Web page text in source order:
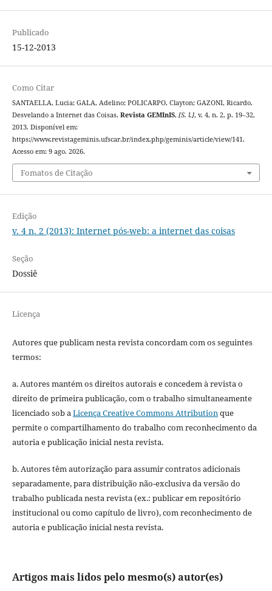
Publicado
15-12-2013
Como Citar
SANTAELLA, Lucia; GALA, Adelino; POLICARPO, Clayton; GAZONI, Ricardo.
Desvelando a Internet das Coisas. Revista GEMInIS, [S. l.], v. 4, n. 2, p. 19–32,
2013. Disponível em:
https://www.revistageminis.ufscar.br/index.php/geminis/article/view/141.
Acesso em: 9 ago. 2026.
Fomatos de Citação
Edição
v. 4 n. 2 (2013): Internet pós-web: a internet das coisas
Seção
Dossiê
Licença
Autores que publicam nesta revista concordam com os seguintes
termos:
a. Autores mantém os direitos autorais e concedem à revista o
direito de primeira publicação, com o trabalho simultaneamente
licenciado sob aLicença Creative Commons Attributionque
permite o compartilhamento do trabalho com reconhecimento da
autoria e publicação inicial nesta revista.
b. Autores têm autorização para assumir contratos adicionais
separadamente, para distribuição não-exclusiva da versão do
trabalho publicada nesta revista (ex.: publicar em repositório
institucional ou como capítulo de livro), com reconhecimento de
autoria e publicação inicial nesta revista.
Artigos mais lidos pelo mesmo(s) autor(es)